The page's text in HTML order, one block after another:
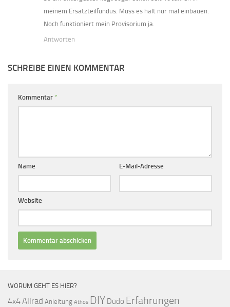
meinem Ersatzteilfundus. Muss es halt nur mal einbauen.
Noch funktioniert mein Provisorium ja.
Antworten
SCHREIBE EINEN KOMMENTAR
Kommentar *
Name E-Mail-Adresse
Website
WORUM GEHT ES HIER?
4x4 Allrad Anleitung Athos DIY Düdo Erfahrungen